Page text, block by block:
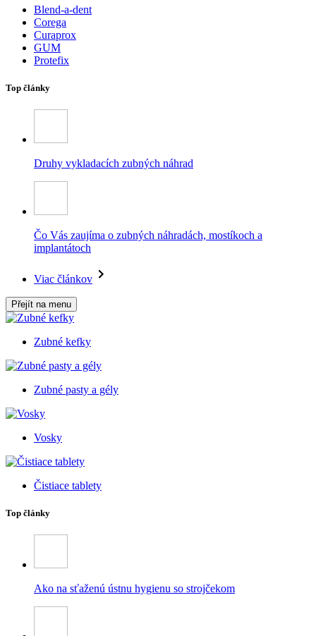
Blend-a-dent
Corega
Curaprox
GUM
Protefix
Top články
Druhy vykladacích zubných náhrad
Čo Vás zaujíma o zubných náhradách, mostíkoch a
implantátoch
Viac článkov
Přejít na menu
Zubné kefky
Zubné pasty a gély
Vosky
Čistiace tablety
Top články
Ako na sťaženú ústnu hygienu so strojčekom